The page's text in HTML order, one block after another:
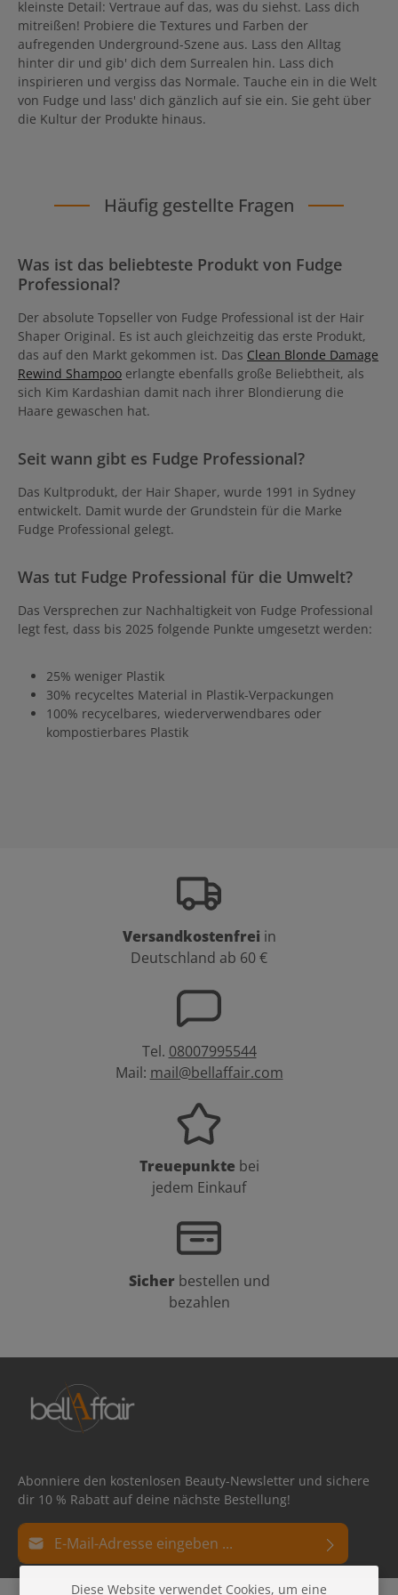
kleinste Detail: Vertraue auf das, was du siehst. Lass dich
mitreißen! Probiere die Textures und Farben der
aufregenden Underground-Szene aus. Lass den Alltag
hinter dir und gib' dich dem Surrealen hin. Lass dich
inspirieren und vergiss das Normale. Tauche ein in die Welt
von Fudge und lass' dich gänzlich auf sie ein. Sie geht über
die Kultur der Produkte hinaus.
Häufig gestellte Fragen
Was ist das beliebteste Produkt von Fudge
Professional?
Der absolute Topseller von Fudge Professional ist der Hair
Shaper Original. Es ist auch gleichzeitig das erste Produkt,
das auf den Markt gekommen ist. Das Clean Blonde Damage
Rewind Shampoo erlangte ebenfalls große Beliebtheit, als
sich Kim Kardashian damit nach ihrer Blondierung die
Haare gewaschen hat.
Seit wann gibt es Fudge Professional?
Das Kultprodukt, der Hair Shaper, wurde 1991 in Sydney
entwickelt. Damit wurde der Grundstein für die Marke
Fudge Professional gelegt.
Was tut Fudge Professional für die Umwelt?
Das Versprechen zur Nachhaltigkeit von Fudge Professional
legt fest, dass bis 2025 folgende Punkte umgesetzt werden:
25% weniger Plastik
30% recyceltes Material in Plastik-Verpackungen
100% recycelbares, wiederverwendbares oder
kompostierbares Plastik
Versandkostenfrei in
Deutschland ab 60 €
Tel. 08007995544
Mail: mail@bellaffair.com
Treuepunkte bei
jedem Einkauf
Sicher bestellen und
bezahlen
Abonniere den kostenlosen Beauty-Newsletter und sichere
dir 10 % Rabatt auf deine nächste Bestellung!
E-Mail-Adresse*
Datenschutz
Diese Website verwendet Cookies, um eine